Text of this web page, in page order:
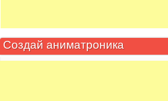
Создай аниматроника